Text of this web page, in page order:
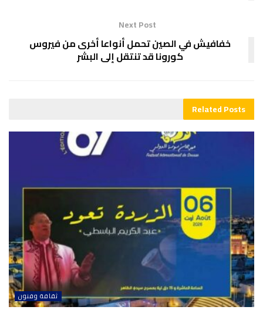
Next Post
خفافيش في الصين تحمل أنواعا أخرى من فيروس
كورونا قد تنتقل إلى البشر
RelatedPosts
ثقافة وفنون